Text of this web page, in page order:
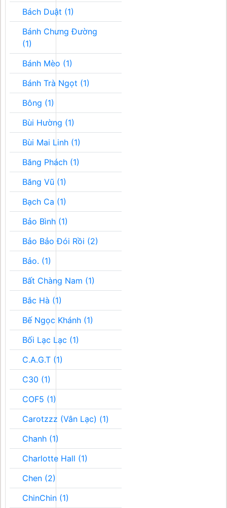
Bách Duật (1)
Bánh Chưng Đường
(1)
Bánh Mèo (1)
Bánh Trà Ngọt (1)
Bông (1)
Bùi Hường (1)
Bùi Mai Linh (1)
Băng Phách (1)
Băng Vũ (1)
Bạch Ca (1)
Bảo Bình (1)
Bảo Bảo Đói Rồi (2)
Bảo. (1)
Bất Chàng Nam (1)
Bắc Hà (1)
Bế Ngọc Khánh (1)
Bối Lạc Lạc (1)
C.A.G.T (1)
C30 (1)
COF5 (1)
Carotzzz (Vân Lạc) (1)
Chanh (1)
Charlotte Hall (1)
Chen (2)
ChinChin (1)